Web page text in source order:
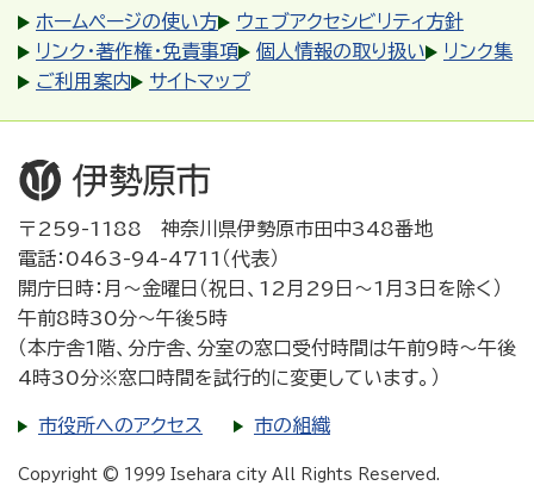
ホームページの使い方
ウェブアクセシビリティ方針
リンク・著作権・免責事項
個人情報の取り扱い
リンク集
ご利用案内
サイトマップ
〒259-1188 神奈川県伊勢原市田中348番地
電話：0463-94-4711（代表）
開庁日時：月～金曜日（祝日、12月29日～1月3日を除く）
午前8時30分～午後5時
（本庁舎1階、分庁舎、分室の窓口受付時間は午前9時～午後
4時30分※窓口時間を試行的に変更しています。）
市役所へのアクセス 市の組織
Copyright © 1999 Isehara city All Rights Reserved.